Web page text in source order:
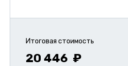
Итоговая стоимость
20 446